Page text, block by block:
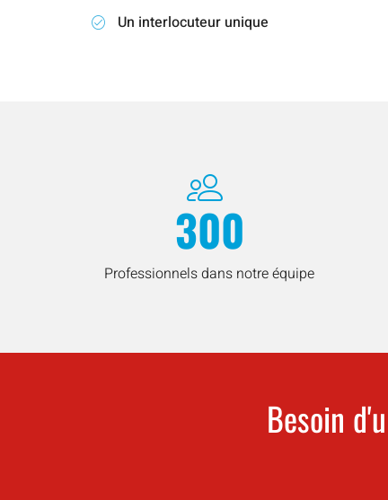
Un interlocuteur unique
300
Professionnels dans notre équipe
Besoin